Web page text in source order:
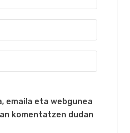
emaila eta webgunea
komentatzen dudan